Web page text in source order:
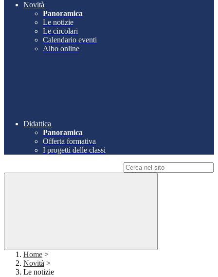
Novità
Panoramica
Le notizie
Le circolari
Calendario eventi
Albo online
Didattica
Panoramica
Offerta formativa
I progetti delle classi
Home >
Novità >
Le notizie